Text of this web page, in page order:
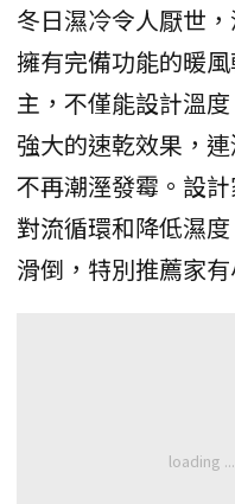
冬日濕冷令人厭世
擁有完備功能的暖
主，不僅能設計溫
強大的速乾效果，
不再潮溼發霉。設
對流循環和降低濕
滑倒，特別推薦家